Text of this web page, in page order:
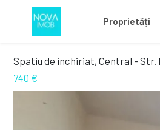
Proprietăți
Spatiu de inchiriat, Central - Str.
740 €